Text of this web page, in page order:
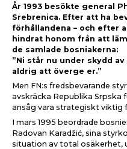
År 1993 besökte general
Srebrenica. Efter att ha
förhållandena – och efter
hindrat honom från att
de samlade bosniakerna:
”Ni står nu under skydd
aldrig att överge er.”
Men FN:s fredsbevarande
avskräcka Republika Srpska
ansåg vara strategiskt viktig
I mars 1995 beordrade
Radovan Karadžić, sina
situation av total